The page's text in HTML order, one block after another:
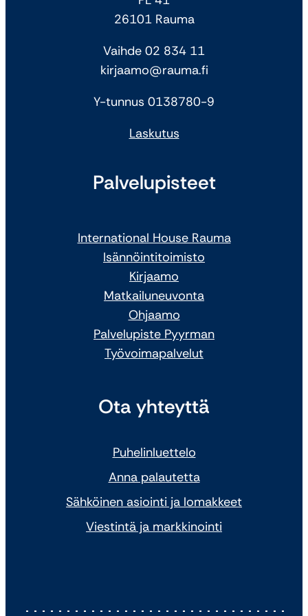
26101 Rauma
Vaihde 02 834 11
kirjaamo@rauma.fi
Y-tunnus 0138780-9
Laskutus
Palvelupisteet
International House Rauma
Isännöintitoimisto
Kirjaamo
Matkailuneuvonta
Ohjaamo
Palvelupiste Pyyrman
Työvoimapalvelut
Ota yhteyttä
Puhelinluettelo
Anna palautetta
Sähköinen asiointi ja lomakkeet
Viestintä ja markkinointi